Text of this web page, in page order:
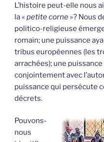
L’histoire peut-elle nous
la « petite corne »? Nous
politico-religieuse
romain; une puissance
tribus européennes (les
arrachées); une
conjointement avec
puissance qui persécute
décrets.
Pouvons-
nous